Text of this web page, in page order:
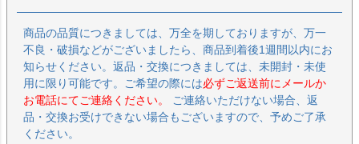
商品の品質につきましては、万全を期しておりますが、万一
不良・破損などがございましたら、商品到着後1週間以内にお
知らせください。返品・交換につきましては、未開封・未使
用に限り可能です。ご希望の際には必ずご返送前にメールか
お電話にてご連絡ください。
ご連絡いただけない場合、返
品・交換お受けできない場合もございますので、予めご了承
ください。